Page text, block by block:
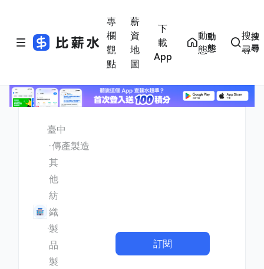
專
欄
觀
點
薪
資
地
圖
下
載
App
動
態
動
態
搜
尋
搜
尋
臺中
傳產製造
其
他
紡
織
製
品
製
訂閱